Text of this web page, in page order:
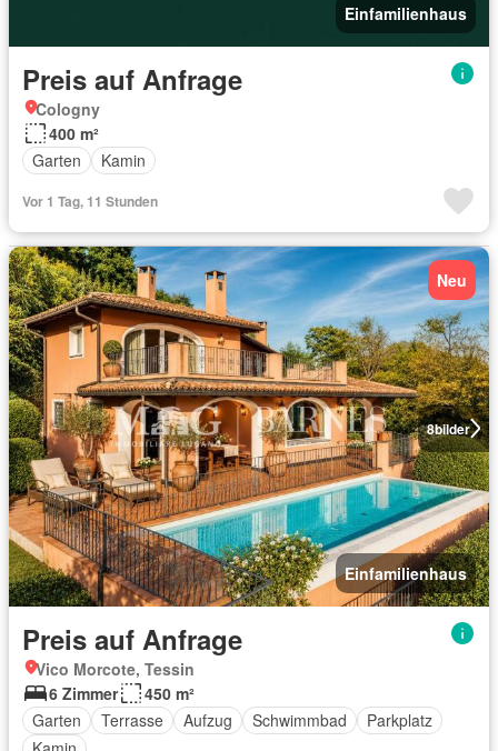
Einfamilienhaus
Preis auf Anfrage
Cologny
400 m²
Garten
Kamin
Vor 1 Tag, 11 Stunden
8bilder
Neu
Einfamilienhaus
Preis auf Anfrage
Vico Morcote, Tessin
6 Zimmer
450 m²
Garten
Terrasse Aufzug Schwimmbad
Parkplatz